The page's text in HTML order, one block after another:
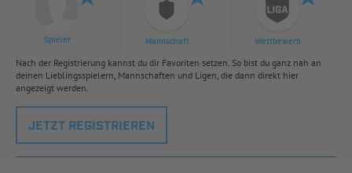
Spieler Mannschaft Wettbewerb
Nach der Registrierung kannst du dir Favoriten setzen. So bist du ganz nah an
deinen Lieblingsspielern, Mannschaften und Ligen, die dann direkt hier
angezeigt werden.
JETZT REGISTRIEREN